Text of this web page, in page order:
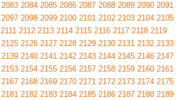
2083 2084 2085 2086 2087 2088 2089 2090 2091
2097 2098 2099 2100 2101 2102 2103 2104 2105
2111 2112 2113 2114 2115 2116 2117 2118 2119
2125 2126 2127 2128 2129 2130 2131 2132 2133
2139 2140 2141 2142 2143 2144 2145 2146 2147
2153 2154 2155 2156 2157 2158 2159 2160 2161
2167 2168 2169 2170 2171 2172 2173 2174 2175
2181 2182 2183 2184 2185 2186 2187 2188 2189